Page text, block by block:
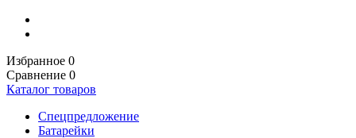
Избранное 0
Сравнение 0
Каталог товаров
Спецпредложение
Батарейки